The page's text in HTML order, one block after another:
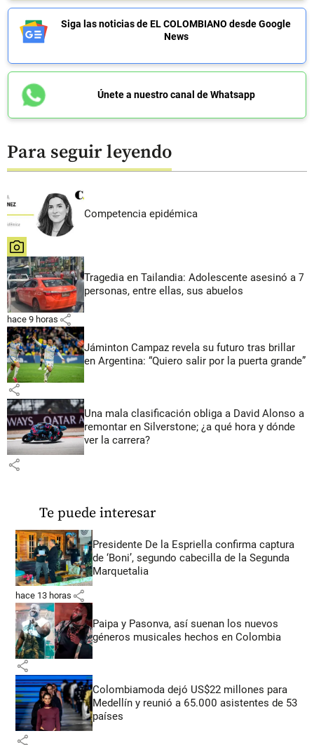
Siga las noticias de EL COLOMBIANO desde Google
News
Únete a nuestro canal de Whatsapp
Para seguir leyendo
Competencia epidémica
share
Tragedia en Tailandia: Adolescente asesinó a 7
personas, entre ellas, sus abuelos
hace 9 horas share
Jáminton Campaz revela su futuro tras brillar
en Argentina: “Quiero salir por la puerta grande”
share
Una mala clasificación obliga a David Alonso a
remontar en Silverstone; ¿a qué hora y dónde
ver la carrera?
share
Te puede interesar
Presidente De la Espriella confirma captura
de ‘Boni’, segundo cabecilla de la Segunda
Marquetalia
hace 13 horas share
Paipa y Pasonva, así suenan los nuevos
géneros musicales hechos en Colombia
share
Colombiamoda dejó US$22 millones para
Medellín y reunió a 65.000 asistentes de 53
países
share